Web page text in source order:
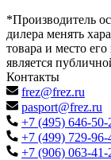
*Производитель
дилера менять
товара и место
является
Контакты
frez@frez.ru
pasport@frez.ru
+7 (495) 646-50-
+7 (499) 729-96-
+7 (906) 063-41-